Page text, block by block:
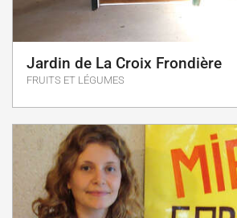
Jardin de La Croix Frondière
FRUITS ET LÉGUMES